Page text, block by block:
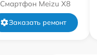
Смартфон Meizu X8
Заказать ремонт